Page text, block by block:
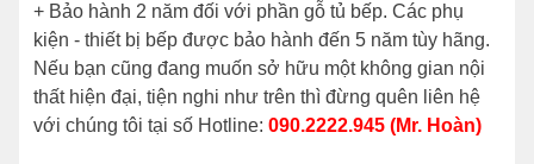
+ Bảo hành 2 năm đối với phần gỗ tủ bếp. Các phụ
kiện - thiết bị bếp được bảo hành đến 5 năm tùy hãng.
Nếu bạn cũng đang muốn sở hữu một không gian nội
thất hiện đại, tiện nghi như trên thì đừng quên liên hệ
với chúng tôi tại số Hotline: 090.2222.945 (Mr. Hoàn)